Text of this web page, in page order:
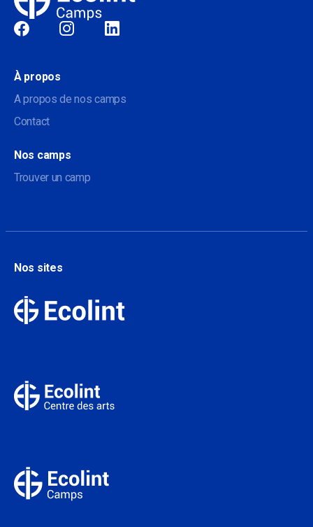
Sociale
À propos
A propos de nos camps
Contact
Nos camps
Trouver un camp
Nos sites